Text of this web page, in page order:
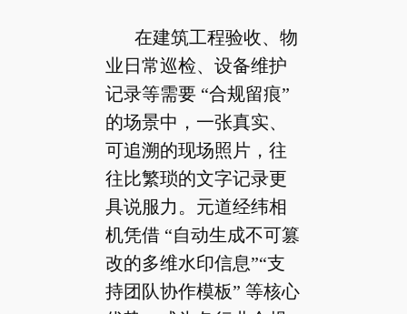
在建筑工程验收、物
业日常巡检、设备维护
记录等需要 “合规留痕”
的场景中，一张真实、
可追溯的现场照片，往
往比繁琐的文字记录更
具说服力。元道经纬相
机凭借 “自动生成不可篡
改的多维水印信息”“支
持团队协作模板” 等核心